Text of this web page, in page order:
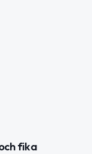
fika